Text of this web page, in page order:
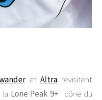
etAltra revisitent
la Lone Peak 9+. Icône du